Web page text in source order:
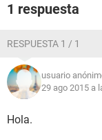
1 respuesta
RESPUESTA 1 / 1
usuario
29 ago 2015 a
Hola.